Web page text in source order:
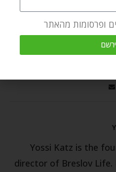
כלא הודי מערכת משפט
Yossi Katz is the
director of Breslov Life.
ופרסומות מהאתר